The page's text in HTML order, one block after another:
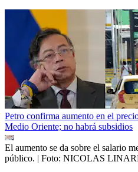
Petro confirma aumento en el
Medio Oriente; no habrá subsidios
El aumento se da sobre el salario
público. | Foto: NICOLAS